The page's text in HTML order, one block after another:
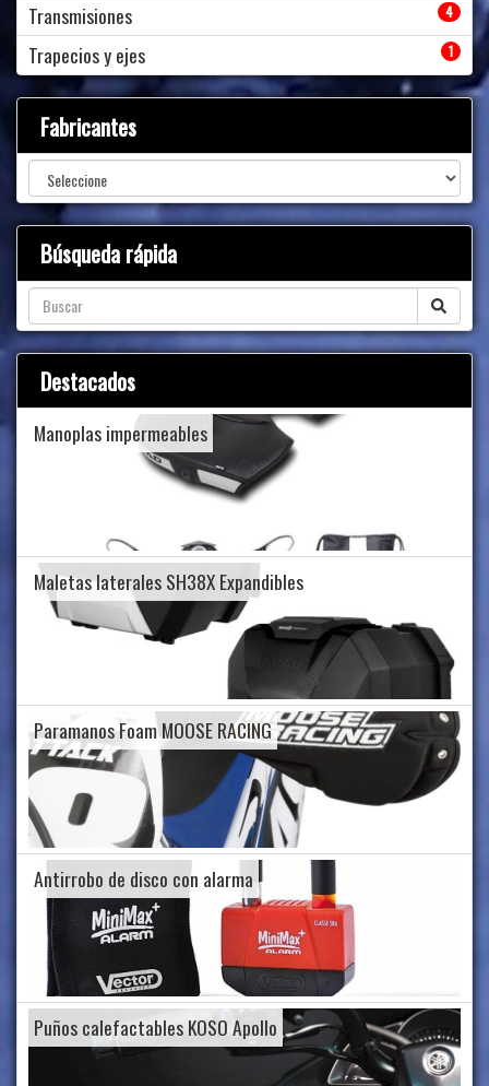
Transmisiones 4
Trapecios y ejes 1
Fabricantes
Búsqueda rápida
Destacados
Manoplas impermeables
Maletas laterales SH38X Expandibles
Paramanos Foam MOOSE RACING
Antirrobo de disco con alarma
Puños calefactables KOSO Apollo